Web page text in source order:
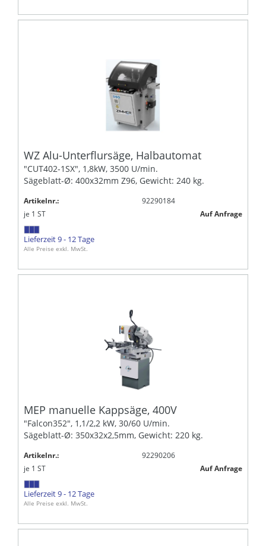
WZ Alu-Unterflursäge, Halbautomat
"CUT402-1SX", 1,8kW, 3500 U/min.
Sägeblatt-Ø: 400x32mm Z96, Gewicht: 240 kg.
Artikelnr.:
92290184
je 1 ST Auf Anfrage
Lieferzeit 9 - 12 Tage
Alle Preise exkl. MwSt.
MEP manuelle Kappsäge, 400V
"Falcon352", 1,1/2,2 kW, 30/60 U/min.
Sägeblatt-Ø: 350x32x2,5mm, Gewicht: 220 kg.
Artikelnr.:
92290206
je 1 ST Auf Anfrage
Lieferzeit 9 - 12 Tage
Alle Preise exkl. MwSt.